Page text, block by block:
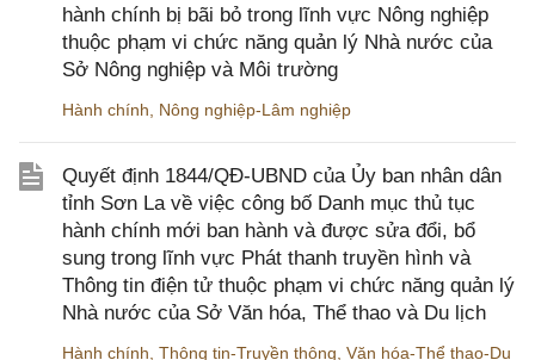
hành chính bị bãi bỏ trong lĩnh vực Nông nghiệp
thuộc phạm vi chức năng quản lý Nhà nước của
Sở Nông nghiệp và Môi trường
Hành chính Nông nghiệp-Lâm nghiệp
Quyết định 1844/QĐ-UBND của Ủy ban nhân dân
tỉnh Sơn La về việc công bố Danh mục thủ tục
hành chính mới ban hành và được sửa đổi, bổ
sung trong lĩnh vực Phát thanh truyền hình và
Thông tin điện tử thuộc phạm vi chức năng quản lý
Nhà nước của Sở Văn hóa, Thể thao và Du lịch
Hành chính Thông tin-Truyền thông Văn hóa-Thể thao-Du